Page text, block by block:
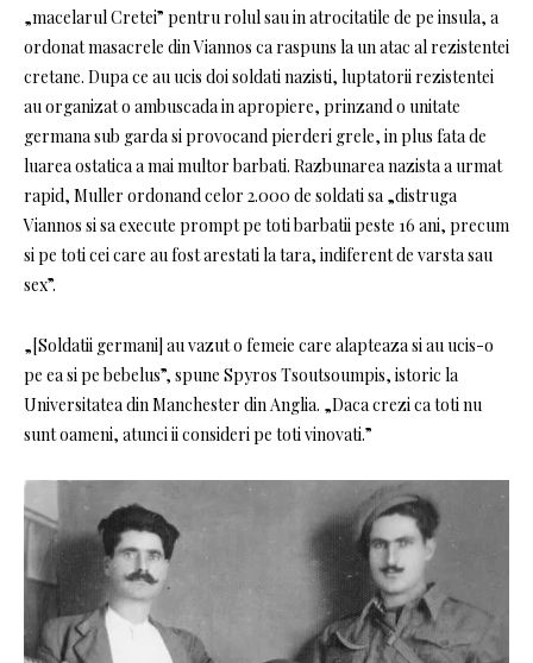
„macelarul Cretei” pentru rolul sau in atrocitatile de pe insula, a
ordonat masacrele din Viannos ca raspuns la un atac al rezistentei
cretane. Dupa ce au ucis doi soldati nazisti, luptatorii rezistentei
au organizat o ambuscada in apropiere, prinzand o unitate
germana sub garda si provocand pierderi grele, in plus fata de
luarea ostatica a mai multor barbati. Razbunarea nazista a urmat
rapid, Muller ordonand celor 2.000 de soldati sa „distruga
Viannos si sa execute prompt pe toti barbatii peste 16 ani, precum
si pe toti cei care au fost arestati la tara, indiferent de varsta sau
sex”.
„[Soldatii germani] au vazut o femeie care alapteaza si au ucis-o
pe ea si pe bebelus”, spune Spyros Tsoutsoumpis, istoric la
Universitatea din Manchester din Anglia. „Daca crezi ca toti nu
sunt oameni, atunci ii consideri pe toti vinovati.”